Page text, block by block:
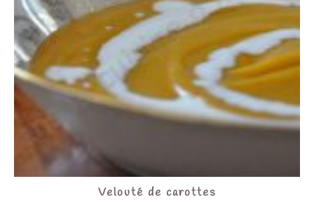
Velouté de carottes